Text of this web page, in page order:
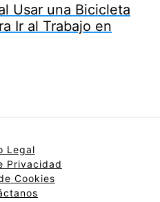
Usar una Bicicleta
Ir al Trabajo en
Legal
Privacidad
Cookies